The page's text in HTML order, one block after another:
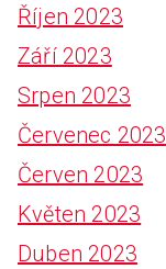
Říjen 2023
Září 2023
Srpen 2023
Červenec 2023
Červen 2023
Květen 2023
Duben 2023